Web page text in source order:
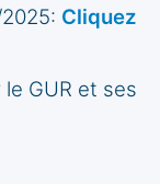
Cliquez
GUR et ses